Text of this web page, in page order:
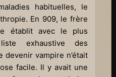
habituelles, le
En 909, le frère
établit avec le plus
exhaustive des
devenir vampire n’était
facile. Il y avait une